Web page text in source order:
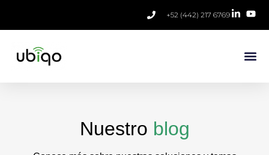
+52 (442) 217 6769
Nuestro blog